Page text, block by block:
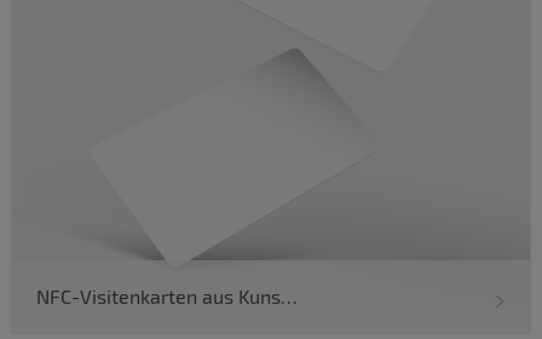
NFC-Visitenkarten aus Kunststoff